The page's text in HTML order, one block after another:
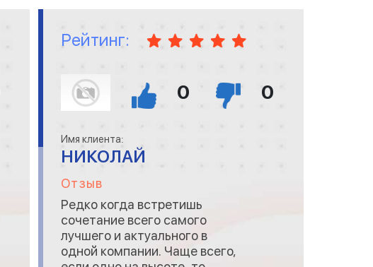
Рейтинг:
0 0
Имя клиента:
НИКОЛАЙ
Отзыв
Редко когда встретишь
сочетание всего самого
лучшего и актуального в
одной компании. Чаще всего,